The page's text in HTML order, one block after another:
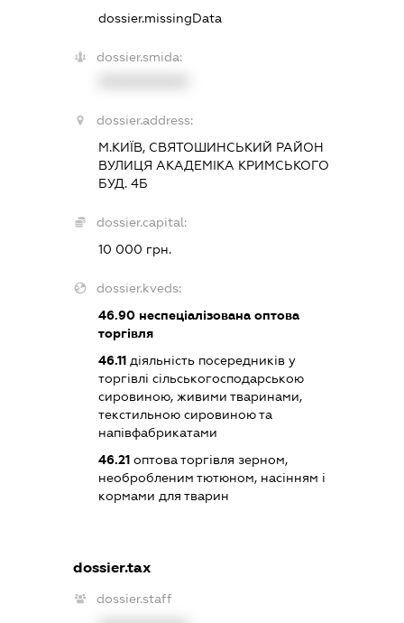
dossier.missingData
dossier.smida:
dossier.address:
М.КИЇВ, СВЯТОШИНСЬКИЙ РАЙОН
ВУЛИЦЯ АКАДЕМІКА КРИМСЬКОГО
БУД. 4Б
dossier.capital:
10 000 грн.
dossier.kveds:
46.90неспеціалізована оптова
торгівля
46.11діяльність посередників у
торгівлі сільськогосподарською
сировиною, живими тваринами,
текстильною сировиною та
напівфабрикатами
46.21оптова торгівля зерном,
необробленим тютюном, насінням і
кормами для тварин
dossier.tax
dossier.staff